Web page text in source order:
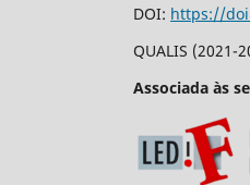
DOI: https://
QUALIS (2021-
Associada às